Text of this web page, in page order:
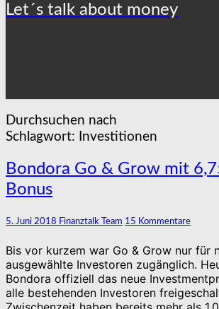
Let´s talk about money
Durchsuchen nach
Schlagwort:
Investitionen
Bondora
Go
&
mit
+
2,5%
Bonus
Bondora Go & Grow mit
Bonus
5. Juni 2018 Finanztalk Team Kommentare
15 Kommentare
Bis vor kurzem war Go & Grow nur für
ausgewählte Investoren zugänglich.
Bondora offiziell das neue
alle bestehenden Investoren